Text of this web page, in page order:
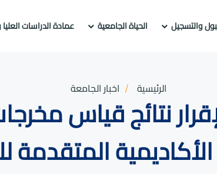
والتسجيل الحياة الجامعية عمادة الدراسات
الرئيسية اخبار الجامعة
نتائج قياس
المتقدمة